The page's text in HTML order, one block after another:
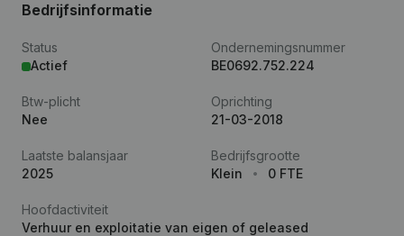
Bedrijfsinformatie
Status
Actief
Ondernemingsnummer
BE0692.752.224
Btw-plicht
Nee
Oprichting
21-03-2018
Laatste balansjaar
2025
Bedrijfsgrootte
Klein
0 FTE
Hoofdactiviteit
Verhuur en exploitatie van eigen of geleased